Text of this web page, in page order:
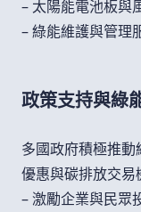
– 太陽能電池板與
– 綠能維護與管理
政策支持與綠
多國政府積極推
優惠與碳排放交易
– 激勵企業與民眾